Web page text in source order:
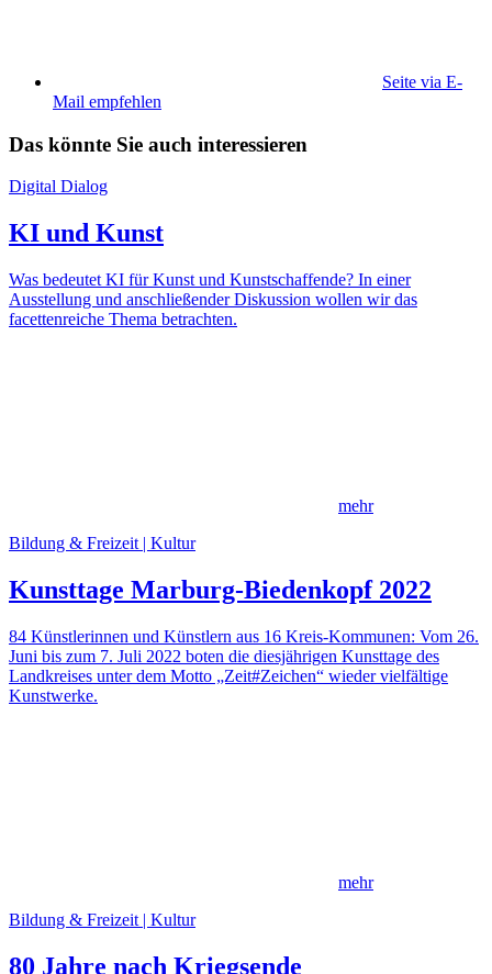
Seite via E-
Mail empfehlen
Das könnte Sie auch interessieren
Digital Dialog
KI und Kunst
Was bedeutet KI für Kunst und Kunstschaffende? In einer
Ausstellung und anschließender Diskussion wollen wir das
facettenreiche Thema betrachten.
mehr
Bildung & Freizeit | Kultur
Kunsttage Marburg-Biedenkopf 2022
84 Künstlerinnen und Künstlern aus 16 Kreis-Kommunen: Vom 26.
Juni bis zum 7. Juli 2022 boten die diesjährigen Kunsttage des
Landkreises unter dem Motto „Zeit#Zeichen“ wieder vielfältige
Kunstwerke.
mehr
Bildung & Freizeit | Kultur
80 Jahre nach Kriegsende